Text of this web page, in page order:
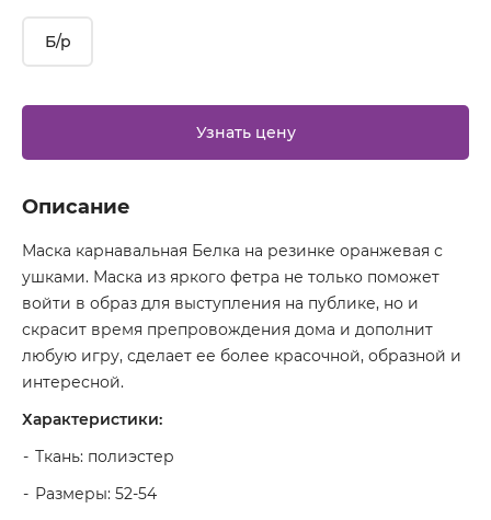
Б/р
Узнать цену
Описание
Маска карнавальная Белка на резинке оранжевая с
ушками. Маска из яркого фетра не только поможет
войти в образ для выступления на публике, но и
скрасит время препровождения дома и дополнит
любую игру, сделает ее более красочной, образной и
интересной.
Характеристики:
Ткань: полиэстер
Размеры: 52-54